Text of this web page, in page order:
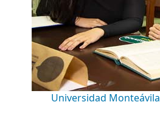
Universidad Monteávila